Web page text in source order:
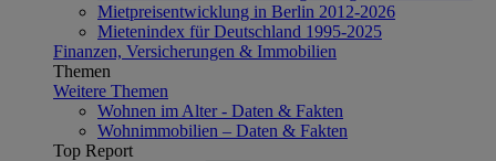
Mietpreisentwicklung in Berlin 2012-2026
Mietenindex für Deutschland 1995-2025
Finanzen, Versicherungen & Immobilien
Themen
Weitere Themen
Wohnen im Alter - Daten & Fakten
Wohnimmobilien – Daten & Fakten
Top Report